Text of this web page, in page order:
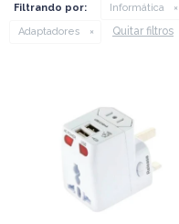
Filtrando por: Informática
Adaptadores
Quitar filtros